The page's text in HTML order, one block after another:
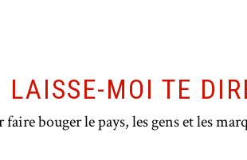
LAISSE-MOI TE
bouger le pays, les gens et les